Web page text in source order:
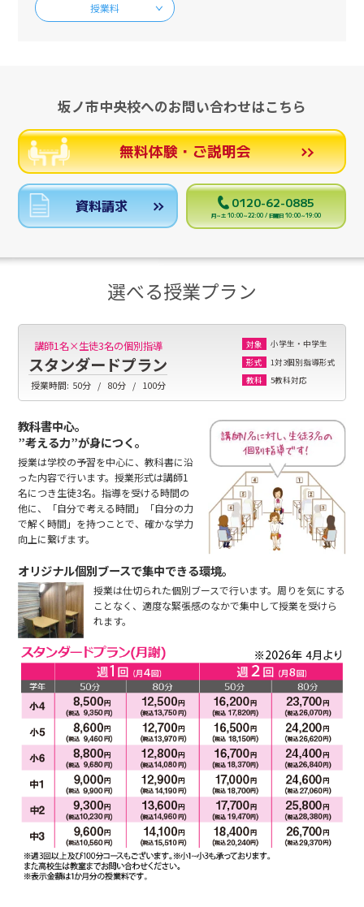
授業料
坂ノ市中央校へのお問い合わせはこちら
無料体験・ご説明会
資料請求 0120-62-0885
月～土 10:00～22:00 / 日曜日 10:00～19:00
選べる授業プラン
講師1名×生徒3名の個別指導
スタンダードプラン
授業時間: 50分 80分 100分
対象
小学生・中学生
形式
1対3個別指導形式
教科
5教科対応
教科書中心。
”考える力”が身につく。
授業は学校の予習を中心に、教科書に沿
った内容で行います。授業形式は講師1
名につき生徒3名。指導を受ける時間の
他に、「自分で考える時間」「自分の力
で解く時間」を持つことで、確かな学力
向上に繋げます。
オリジナル個別ブースで集中できる環境。
授業は仕切られた個別ブースで行います。周りを気にする
ことなく、適度な緊張感のなかで集中して授業を受けら
れます。